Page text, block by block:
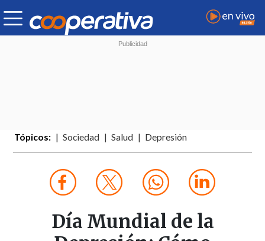
Tópicos: Sociedad Salud Depresión
Día Mundial de la